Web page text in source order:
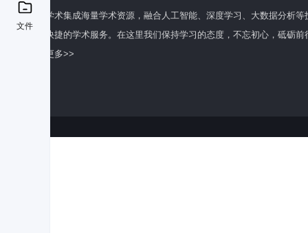
文件
百度学术集成海量学术资源，融合人工智能、深度学习、大数据分析
全面快捷的学术服务。在这里我们保持学习的态度，不忘初心，砥砺前
了解更多>>